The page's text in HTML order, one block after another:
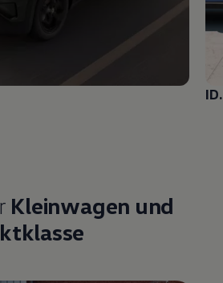
Kleinwagen und